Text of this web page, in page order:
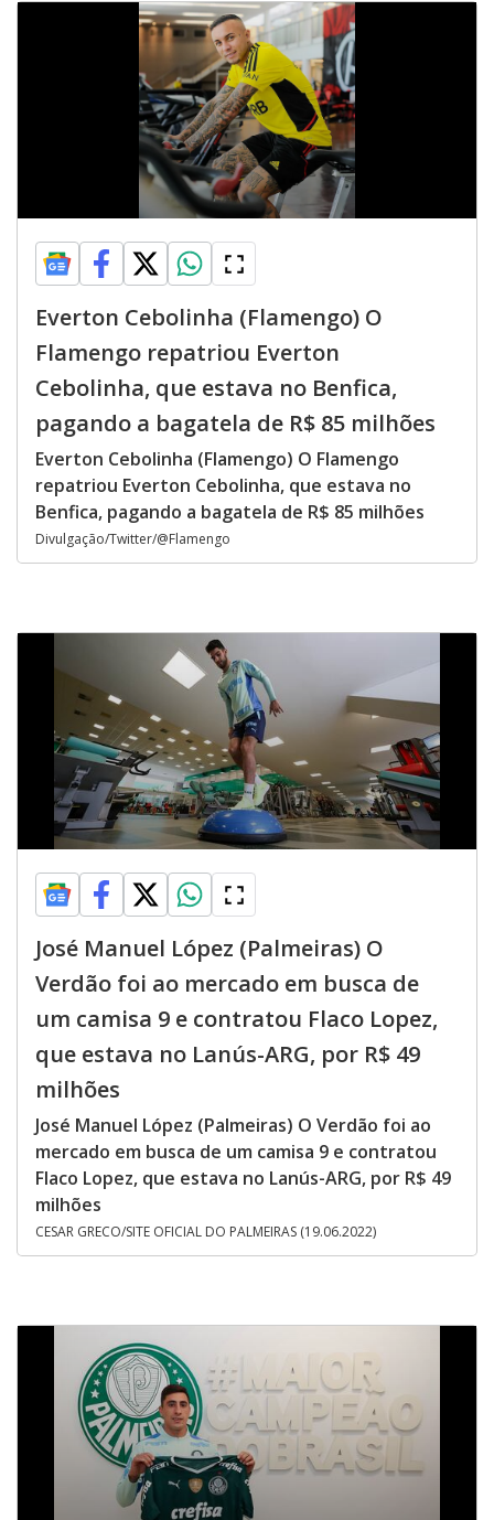
Everton Cebolinha (Flamengo) O
Flamengo repatriou Everton
Cebolinha, que estava no Benfica,
pagando a bagatela de R$ 85 milhões
Everton Cebolinha (Flamengo) O Flamengo
repatriou Everton Cebolinha, que estava no
Benfica, pagando a bagatela de R$ 85 milhões
Divulgação/Twitter/@Flamengo
José Manuel López (Palmeiras) O
Verdão foi ao mercado em busca de
um camisa 9 e contratou Flaco Lopez,
que estava no Lanús-ARG, por R$ 49
milhões
José Manuel López (Palmeiras) O Verdão foi ao
mercado em busca de um camisa 9 e contratou
Flaco Lopez, que estava no Lanús-ARG, por R$ 49
milhões
CESAR GRECO/SITE OFICIAL DO PALMEIRAS (19.06.2022)